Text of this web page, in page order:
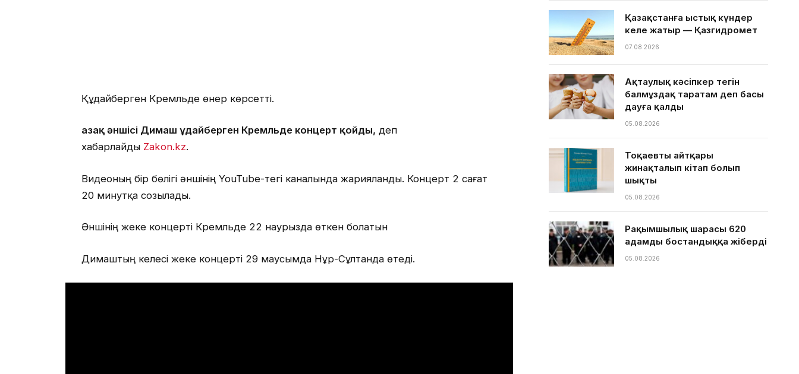
Құдайберген Кремльде өнер көрсетті.
Қазақ әншісі Димаш Құдайберген Кремльде концерт қойды, деп
хабарлайды Zakon.kz.
Видеоның бір бөлігі әншінің YouTube-тегі каналында жарияланды. Концерт 2 сағат
20 минутқа созылады.
Әншінің жеке концерті Кремльде 22 наурызда өткен болатын
Димаштың келесі жеке концерті 29 маусымда Нұр-Сұлтанда өтеді.
Қазақстанға ыстық күндер
келе жатыр — Қазгидромет
07.08.2026
Ақтаулық кәсіпкер тегін
балмұздақ таратам деп басы
дауға қалды
05.08.2026
Тоқаевтың айтқары
жинақталып кітап болып
шықты
05.08.2026
Рақымшылық шарасы 620
адамды бостандыққа жіберді
05.08.2026